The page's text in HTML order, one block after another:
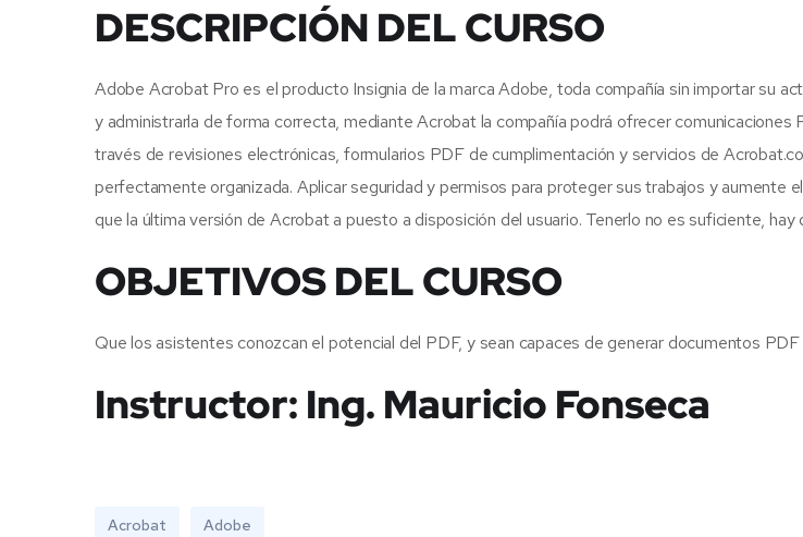
DESCRIPCIÓN DEL CURSO
Adobe Acrobat Pro es el producto Insignia de la marca Adobe, toda compañía sin importar su
y administrarla de forma correcta, mediante Acrobat la compañía podrá ofrecer
través de revisiones electrónicas, formularios PDF de cumplimentación y servicios de
perfectamente organizada. Aplicar seguridad y permisos para proteger sus trabajos y
que la última versión de Acrobat a puesto a disposición del usuario. Tenerlo no es suficiente,
OBJETIVOS DEL CURSO
Que los asistentes conozcan el potencial del PDF, y sean capaces de generar documentos
Instructor: Ing. Mauricio Fonseca
Acrobat Adobe